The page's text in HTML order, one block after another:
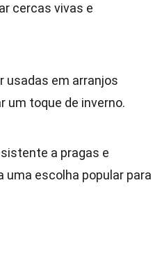
cercas vivas e
usadas em arranjos
um toque de inverno.
a pragas e
uma escolha popular para